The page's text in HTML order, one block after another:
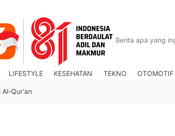
LIFESTYLE KESEHATAN TEKNO OTOMOTIF
Al-Qur'an